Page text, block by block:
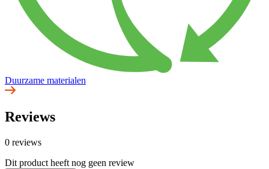
Duurzame materialen
Reviews
0 reviews
Dit product heeft nog geen review